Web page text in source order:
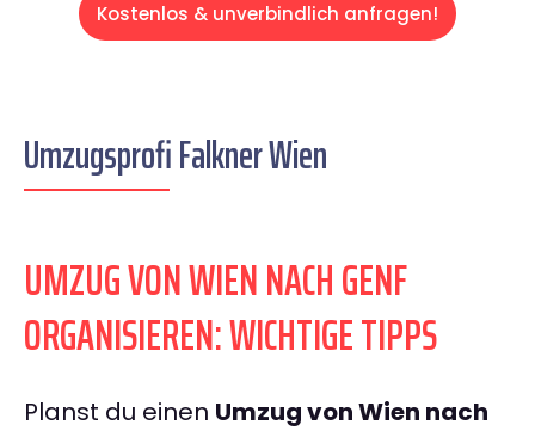
Kostenlos & unverbindlich anfragen!
Umzugsprofi Falkner Wien
UMZUG VON WIEN NACH GENF
ORGANISIEREN: WICHTIGE TIPPS
Planst du einen Umzug von Wien nach